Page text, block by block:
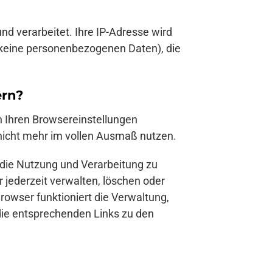
verarbeitet. Ihre IP-Adresse wird
personenbezogenen Daten), die
Ihren Browsereinstellungen
mehr im vollen Ausmaß nutzen.
Nutzung und Verarbeitung zu
jederzeit verwalten, löschen oder
funktioniert die Verwaltung,
entsprechenden Links zu den